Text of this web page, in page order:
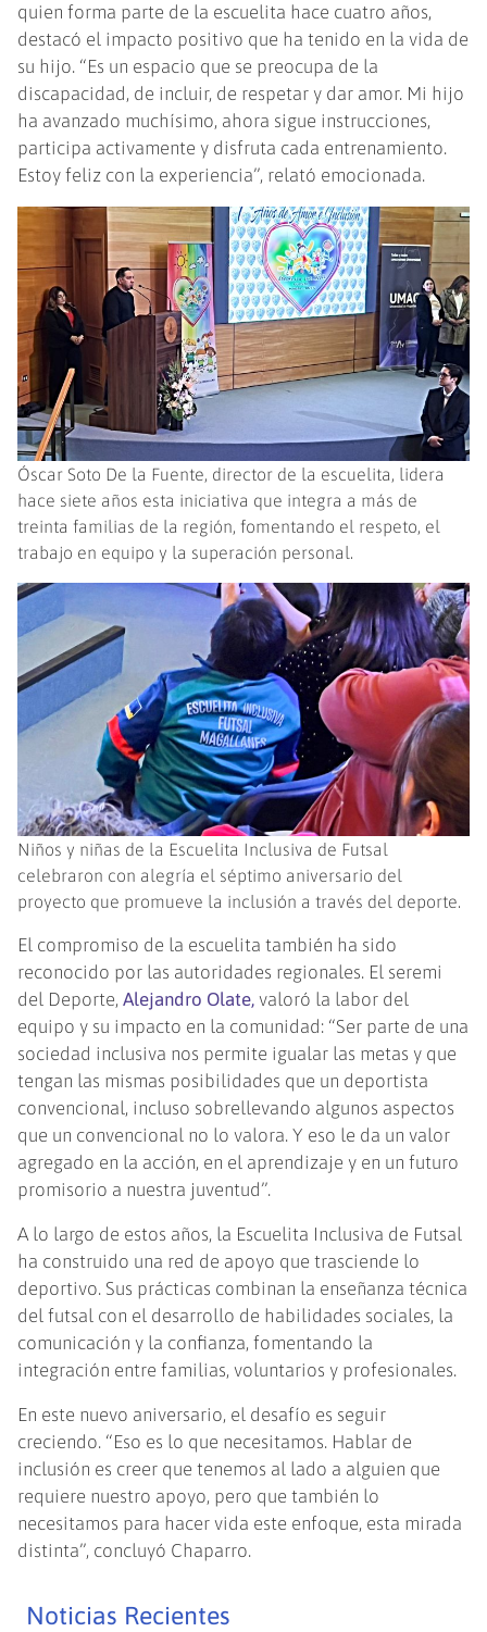
quien forma parte de la escuelita hace cuatro años,
destacó el impacto positivo que ha tenido en la vida de
su hijo. “Es un espacio que se preocupa de la
discapacidad, de incluir, de respetar y dar amor. Mi hijo
ha avanzado muchísimo, ahora sigue instrucciones,
participa activamente y disfruta cada entrenamiento.
Estoy feliz con la experiencia”, relató emocionada.
Óscar Soto De la Fuente, director de la escuelita, lidera
hace siete años esta iniciativa que integra a más de
treinta familias de la región, fomentando el respeto, el
trabajo en equipo y la superación personal.
Niños y niñas de la Escuelita Inclusiva de Futsal
celebraron con alegría el séptimo aniversario del
proyecto que promueve la inclusión a través del deporte.
El compromiso de la escuelita también ha sido
reconocido por las autoridades regionales. El seremi
del Deporte,Alejandro Olate, valoró la labor del
equipo y su impacto en la comunidad: “Ser parte de una
sociedad inclusiva nos permite igualar las metas y que
tengan las mismas posibilidades que un deportista
convencional, incluso sobrellevando algunos aspectos
que un convencional no lo valora. Y eso le da un valor
agregado en la acción, en el aprendizaje y en un futuro
promisorio a nuestra juventud”.
A lo largo de estos años, la Escuelita Inclusiva de Futsal
ha construido una red de apoyo que trasciende lo
deportivo. Sus prácticas combinan la enseñanza técnica
del futsal con el desarrollo de habilidades sociales, la
comunicación y la confianza, fomentando la
integración entre familias, voluntarios y profesionales.
En este nuevo aniversario, el desafío es seguir
creciendo. “Eso es lo que necesitamos. Hablar de
inclusión es creer que tenemos al lado a alguien que
requiere nuestro apoyo, pero que también lo
necesitamos para hacer vida este enfoque, esta mirada
distinta”, concluyó Chaparro.
Noticias Recientes